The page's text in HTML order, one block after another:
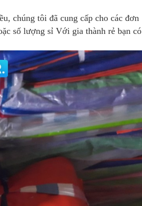
chúng tôi đã cung cấp cho các đơn
số lượng sỉ Với gia thành rẻ bạn có